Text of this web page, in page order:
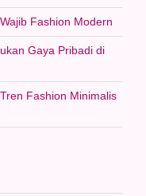
Fashion Modern
Gaya Pribadi di
Fashion Minimalis